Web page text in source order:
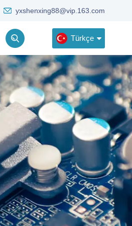
yxshenxing88@vip.163.com
Türkçe
English
Deutsch
Русский
한국어
Türkçe